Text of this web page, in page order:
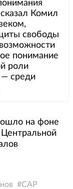
Комил
свободы
понимание
роли
среди
на фоне
CAP